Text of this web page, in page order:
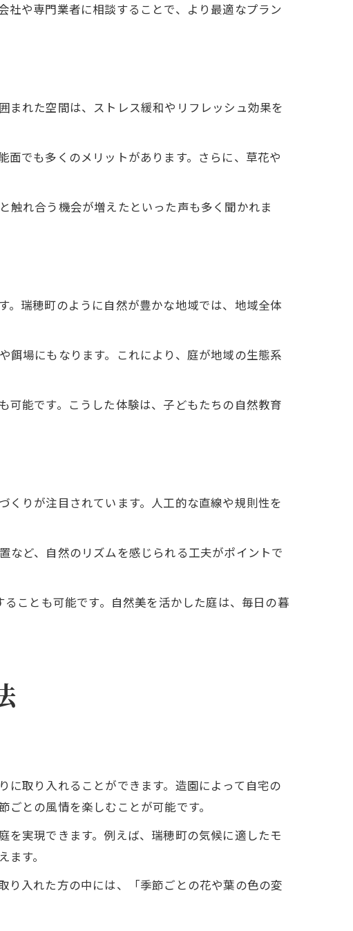
や専門業者に相談することで、より最適なプラン
れた空間は、ストレス緩和やリフレッシュ効果を
でも多くのメリットがあります。さらに、草花や
触れ合う機会が増えたといった声も多く聞かれま
瑞穂町のように自然が豊かな地域では、地域全体
場にもなります。これにより、庭が地域の生態系
可能です。こうした体験は、子どもたちの自然教育
りが注目されています。人工的な直線や規則性を
ど、自然のリズムを感じられる工夫がポイントで
ことも可能です。自然美を活かした庭は、毎日の暮
取り入れることができます。造園によって自宅の
との風情を楽しむことが可能です。
実現できます。例えば、瑞穂町の気候に適したモ
す。
り入れた方の中には、「季節ごとの花や葉の色の変